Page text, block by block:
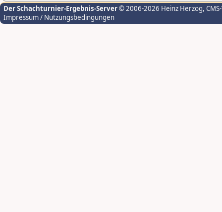
Der Schachturnier-Ergebnis-Server© 2006-2026 Heinz Herzog,
Impressum / Nutzungsbedingungen